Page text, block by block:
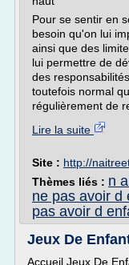
Pour se sentir en
besoin qu'on lui
ainsi que des
lui permettre de
des
toutefois normal
régulièrement de
Lire la suite
Site : http://
Thèmes liés : n
ne pas avoir d
pas avoir d
Jeux De
Accueil Jeux De